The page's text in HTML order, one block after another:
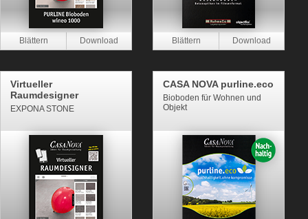
Virtueller
Raumdesigner
EXPONA STONE
CASA NOVA purline.eco
Bioboden für Wohnen und
Objekt